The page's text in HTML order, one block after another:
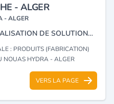
- ALGER
- ALGER
FABRICATION ET COMMERCIALISATION DE SOLUTIONS D'ÉTANCHÉITÉ ET D'ISOLATION.
: PRODUITS (FABRICATION)
NOUAS HYDRA - ALGER
VERS LA PAGE